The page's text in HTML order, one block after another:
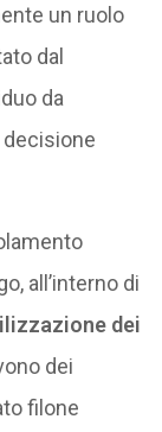
un ruolo
dal
da
all’interno di
dei
dei
filone